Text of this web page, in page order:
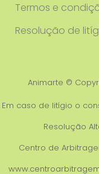
Termos e
Resolução de
Animarte ©
Em caso de litígio o
Resolução
Centro de